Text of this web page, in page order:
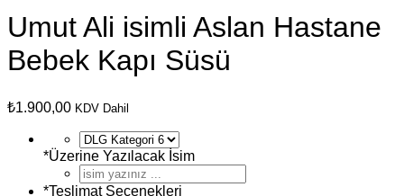
Umut Ali isimli Aslan Hastane
Bebek Kapı Süsü
₺1.900,00 KDV Dahil
*Üzerine Yazılacak İsim
*Teslimat Seçenekleri